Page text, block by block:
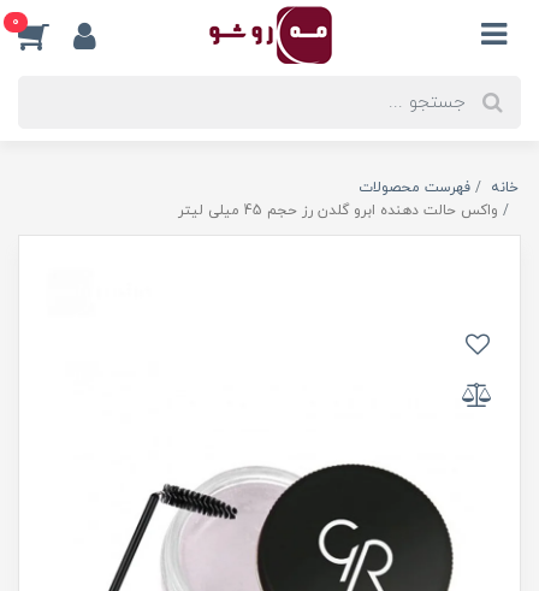
0
خانه
فهرست محصولات
واکس حالت دهنده ابرو گلدن رز حجم 45 میلی لیتر